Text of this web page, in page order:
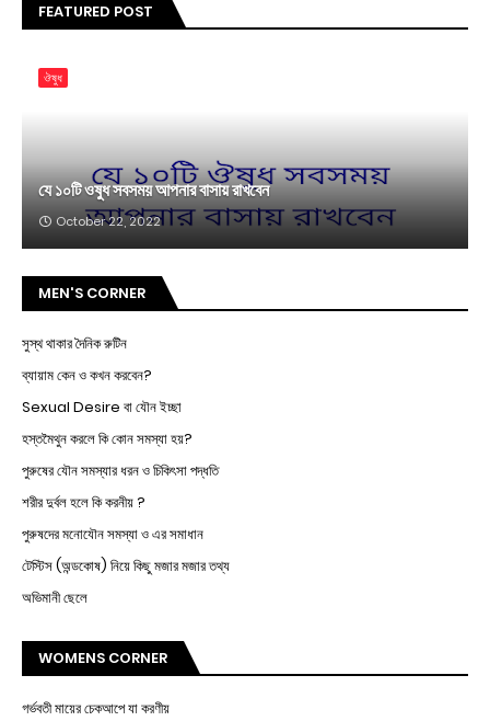
FEATURED POST
ঔষুধ
যে ১০টি ওষুধ সবসময় আপনার বাসায় রাখবেন
October 22, 2022
MEN'S CORNER
সুস্থ থাকার দৈনিক রুটিন
ব্যায়াম কেন ও কখন করবেন?
Sexual Desire বা যৌন ইচ্ছা
হস্তমৈথুন করলে কি কোন সমস্যা হয়?
পুরুষের যৌন সমস্যার ধরন ও চিকিৎসা পদ্ধতি
শরীর দুর্বল হলে কি করনীয় ?
পুরুষদের মনোযৌন সমস্যা ও এর সমাধান
টেস্টিস (অন্ডকোষ) নিয়ে কিছু মজার মজার তথ্য
অভিমানী ছেলে
WOMENS CORNER
গর্ভবতী মায়ের চেকআপে যা করণীয়